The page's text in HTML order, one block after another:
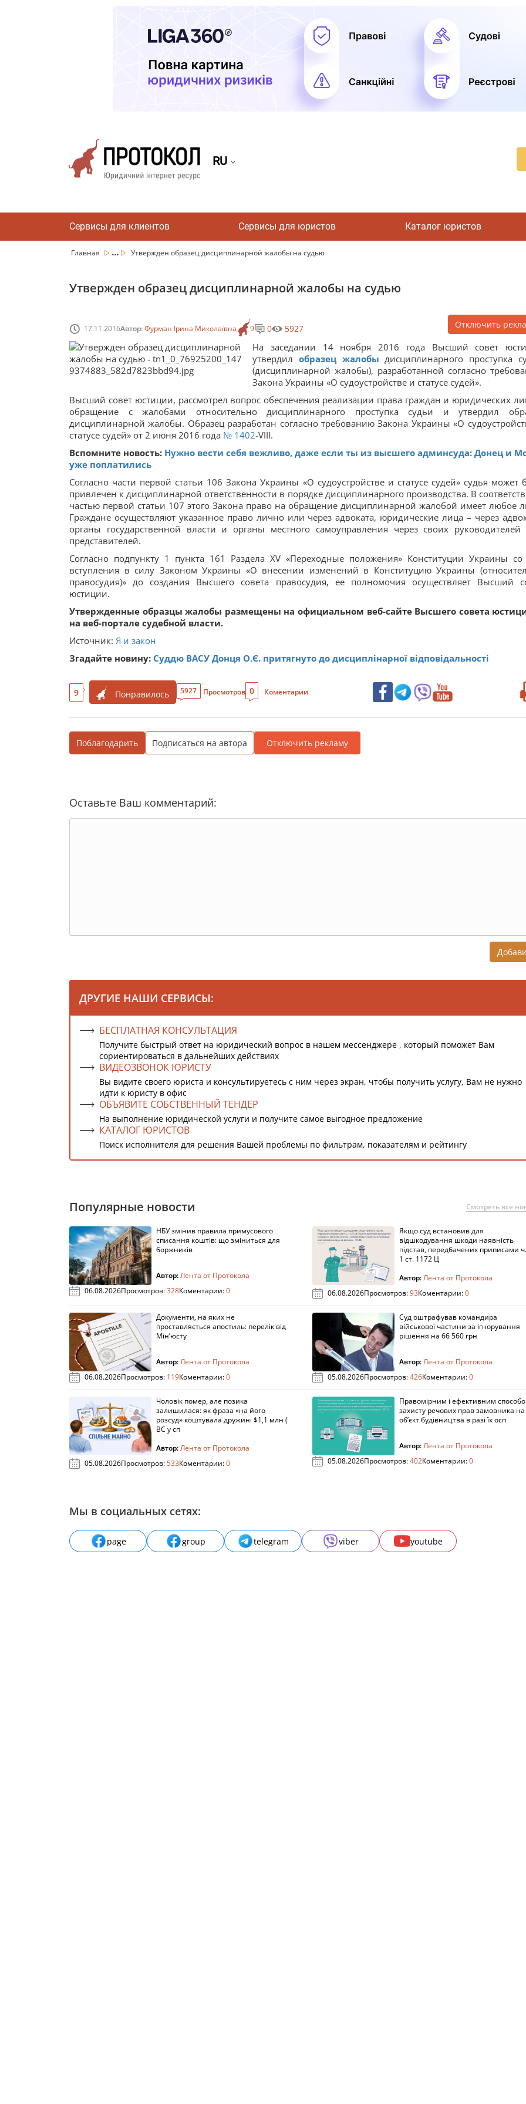
RU
Сервисы для клиентов Сервисы для юристов Каталог юристов
Главная ... Утвержден образец дисциплинарной жалобы на судью
Утвержден образец дисциплинарной жалобы на судью
17.11.2016Автор:Фурман Ірина Миколаївна 9 0 5927 Отключить
На заседании 14 ноября 2016 года Высший совет
утвердил образец жалобы дисциплинарного проступка
(дисциплинарной жалобы), разработанной согласно
Закона Украины «О судоустройстве и статусе судей».
Высший совет юстиции, рассмотрел вопрос обеспечения реализации права граждан и юридических
обращение с жалобами относительно дисциплинарного проступка судьи и утвердил
дисциплинарной жалобы. Образец разработан согласно требованию Закона Украины «О
статусе судей» от 2 июня 2016 года № 1402-VIII.
Вспомните новость: Нужно вести себя вежливо, даже если ты из высшего админсуда: Донец и
уже поплатились
Согласно части первой статьи 106 Закона Украины «О судоустройстве и статусе судей» судья может
привлечен к дисциплинарной ответственности в порядке дисциплинарного производства. В
частью первой статьи 107 этого Закона право на обращение дисциплинарной жалобой имеет любое
Граждане осуществляют указанное право лично или через адвоката, юридические лица – через
органы государственной власти и органы местного самоуправления через своих
представителей.
Согласно подпункту 1 пункта 161 Раздела XV «Переходные положения» Конституции Украины
вступления в силу Законом Украины «О внесении изменений в Конституцию Украины
правосудия)» до создания Высшего совета правосудия, ее полномочия осуществляет Высший
юстиции.
Утвержденные образцы жалобы размещены на официальном веб-сайте Высшего совета
на веб-портале судебной власти.
Источник: Я и закон
Згадайте новину: Суддю ВАСУ Донця О.Є. притягнуто до дисциплінарної відповідальності
9 Понравилось 5927 Просмотров 0 Коментарии
Поблагодарить Подписаться на автора Отключить рекламу
Оставьте Ваш комментарий:
ДРУГИЕ НАШИ СЕРВИСЫ:
БЕСПЛАТНАЯ КОНСУЛЬТАЦИЯ
Получите быстрый ответ на юридический вопрос в нашем мессенджере , который поможет Вам
сориентироваться в дальнейших действиях
ВИДЕОЗВОНОК ЮРИСТУ
Вы видите своего юриста и консультируетесь с ним через экран, чтобы получить услугу, Вам не нужно
идти к юристу в офис
ОБЪЯВИТЕ СОБСТВЕННЫЙ ТЕНДЕР
На выполнение юридической услуги и получите самое выгодное предложение
КАТАЛОГ ЮРИСТОВ
Поиск исполнителя для решения Вашей проблемы по фильтрам, показателям и рейтингу
Популярные новости Смотреть все
НБУ змінив правила примусового
списання коштів: що зміниться для
боржників
Автор:Лента от Протокола
06.08.2026Просмотров:328Коментарии:0
Якщо суд встановив для
відшкодування шкоди наявність
підстав, передбачених приписами ч.
1 ст. 1172 Ц
Автор:Лента от Протокола
06.08.2026Просмотров:93Коментарии:0
Документи, на яких не
проставляється апостиль: перелік від
Мін’юсту
Автор:Лента от Протокола
06.08.2026Просмотров: 119Коментарии:0
Суд оштрафував командира
військової частини за ігнорування
рішення на 66 560 грн
Автор:Лента от Протокола
05.08.2026Просмотров:426Коментарии:0
Чоловік помер, але позика
залишилася: як фраза «на його
розсуд» коштувала дружині $1,1 млн (
ВС у сп
Автор:Лента от Протокола
05.08.2026Просмотров:533Коментарии:0
Правомірним і ефективним
захисту речових прав замовника на
об’єкт будівництва в разі їх осп
Автор:Лента от Протокола
05.08.2026Просмотров:402Коментарии:0
Мы в социальных сетях:
page group telegram viber youtube